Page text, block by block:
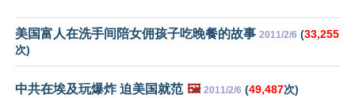
美国富人在洗手间陪女佣孩子吃晚餐的故事 2011/2/6 (33,255
次)
中共在埃及玩爆炸 迫美国就范 🖼️ 2011/2/6 (49,487次)